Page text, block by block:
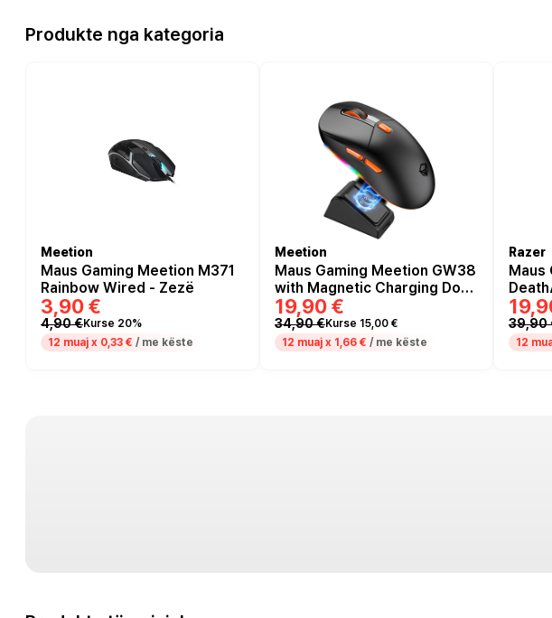
Produkte nga kategoria
Meetion
Maus Gaming Meetion M371
Rainbow Wired - Zezë
3,90 €
4,90 €Kurse 20%
12 muaj x 0,33 € / me këste
Meetion
Maus Gaming Meetion GW38
with Magnetic Charging Dock
- Zezë
19,90 €
34,90 €Kurse 15,00 €
12 muaj x 1,66 € / me këste
Razer
Maus
Zezë
39,90
12